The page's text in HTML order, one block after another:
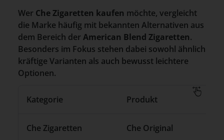
Wer Che Zigaretten kaufen möchte, vergleicht
die Marke häufig mit bekannten Alternativen aus
dem Bereich der American Blend Zigaretten.
Besonders im Fokus stehen dabei sowohl ähnlich
kräftige Varianten als auch bewusst leichtere
Optionen.
Kategorie Produkt
Che Zigaretten Che Original